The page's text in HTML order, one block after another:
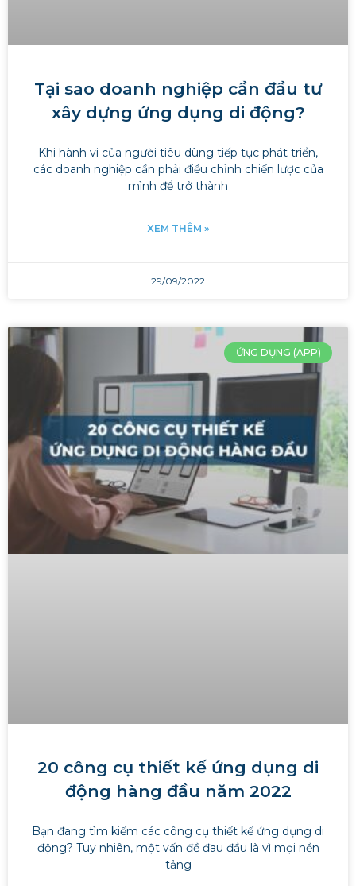
Tại sao doanh nghiệp cần đầu tư
xây dựng ứng dụng di động?
Khi hành vi của người tiêu dùng tiếp tục phát triển,
các doanh nghiệp cần phải điều chỉnh chiến lược của
mình để trở thành
XEM THÊM »
29/09/2022
ỨNG DỤNG (APP)
20 công cụ thiết kế ứng dụng di
động hàng đầu năm 2022
Bạn đang tìm kiếm các công cụ thiết kế ứng dụng di
động? Tuy nhiên, một vấn đề đau đầu là vì mọi nền
tảng